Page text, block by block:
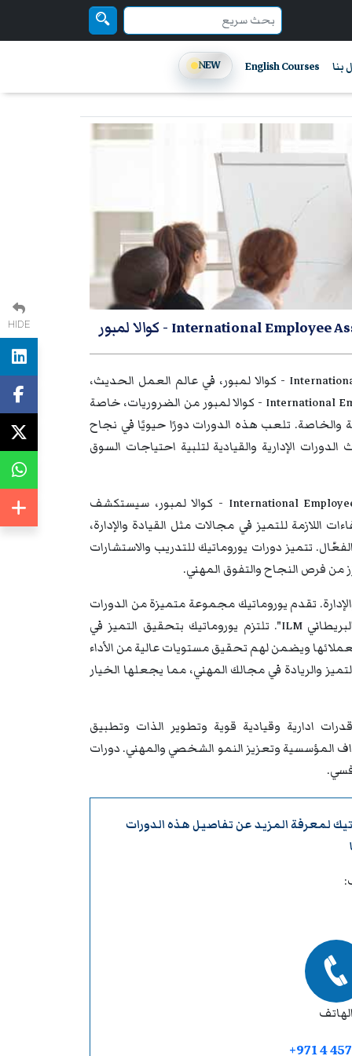
بنا English Courses
NEW
- كوالا لمبور
دورات تدريبية في International Employee Assistance Professional Association (EAPA) - كوالا لمبور، في عالم العمل الحديث،
تعتبر دورات تدريبية في International Employee Assistance Professional Association (EAPA) - كوالا لمبور من الضروريات، خاصة
والخاصة. تلعب هذه الدورات دورًا حيويًا في نجاح
الإدارية والقيادية لتلبية احتياجات السوق
من خلال دورات تدريبية في International Employee Assistance Professional Association (EAPA) - كوالا لمبور، سيستكشف
اللازمة للتميز في مجالات مثل القيادة والإدارة،
الفعّال. تتميز دورات يوروماتيك للتدريب والاستشارات
من فرص النجاح والتفوق المهني.
تقدم يوروماتيك مجموعة متميزة من الدورات
التدريبية والندوات والمؤتمرات المعتمدة دوليًا من معهد "الإدارة والقيادة البريطاني ILM". تلتزم يوروماتيك بتحقيق التميز في
لعملائها ويضمن لهم تحقيق مستويات عالية من الأداء
والريادة في مجالك المهني، مما يجعلها الخيار
ادارية وقيادية قوية وتطوير الذات وتطبيق
المؤسسية وتعزيز النمو الشخصي والمهني. دورات
لمعرفة المزيد عن تفاصيل هذه الدورات
الهاتف
+971 4
HIDE